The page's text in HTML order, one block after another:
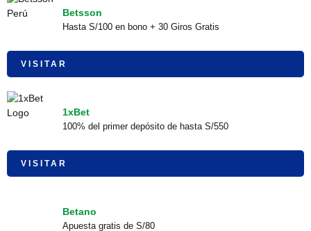
Betsson
Hasta S/100 en bono + 30 Giros Gratis
VISITAR
1xBet
100% del primer depósito de hasta S/550
VISITAR
Betano
Apuesta gratis de S/80